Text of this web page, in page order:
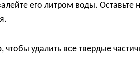
его литром воды. Оставьте
удалить все твердые